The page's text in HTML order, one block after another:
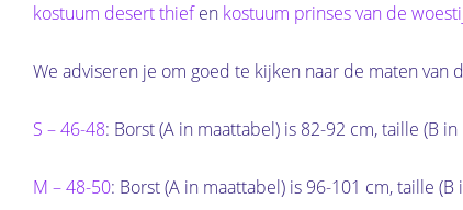
kostuum desert thiefen kostuum prinses van de
We adviseren je om goed te kijken naar de maten
S – 46-48: Borst (A in maattabel) is 82-92 cm, taille (B
M – 48-50: Borst (A in maattabel) is 96-101 cm, taille